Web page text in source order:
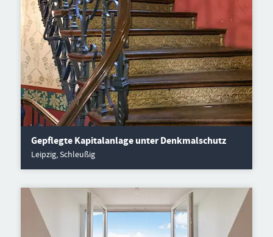
Gepflegte Kapitalanlage unter Denkmalschutz
Leipzig, Schleußig